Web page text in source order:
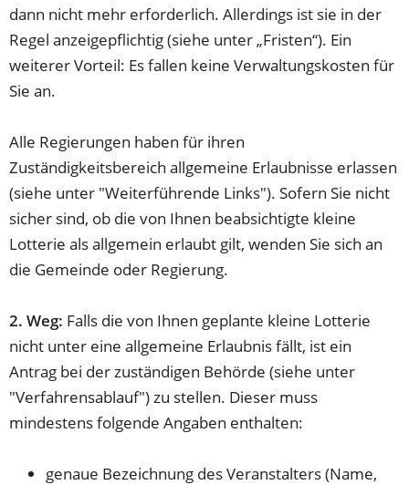
dann nicht mehr erforderlich. Allerdings ist sie in der
Regel anzeigepflichtig (siehe unter „Fristen“). Ein
weiterer Vorteil: Es fallen keine Verwaltungskosten für
Sie an.
Alle Regierungen haben für ihren
Zuständigkeitsbereich allgemeine Erlaubnisse erlassen
(siehe unter "Weiterführende Links"). Sofern Sie nicht
sicher sind, ob die von Ihnen beabsichtigte kleine
Lotterie als allgemein erlaubt gilt, wenden Sie sich an
die Gemeinde oder Regierung.
2. Weg: Falls die von Ihnen geplante kleine Lotterie
nicht unter eine allgemeine Erlaubnis fällt, ist ein
Antrag bei der zuständigen Behörde (siehe unter
"Verfahrensablauf") zu stellen. Dieser muss
mindestens folgende Angaben enthalten:
genaue Bezeichnung des Veranstalters (Name,